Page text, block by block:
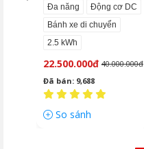
Đa năng
Động cơ DC
Bánh xe di chuyển
2.5 kWh
22.500.000đ 40.000.000đ
Đã bán: 9,688
So sánh